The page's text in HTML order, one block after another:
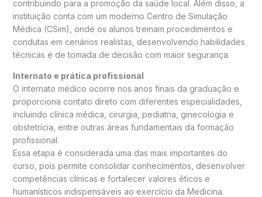
contribuindo para a promoção da saúde local. Além disso, a
instituição conta com um moderno Centro de Simulação
Médica (CSim), onde os alunos treinam procedimentos e
condutas em cenários realistas, desenvolvendo habilidades
técnicas e de tomada de decisão com maior segurança.
Internato e prática profissional
O internato médico ocorre nos anos finais da graduação e
proporciona contato direto com diferentes especialidades,
incluindo clínica médica, cirurgia, pediatria, ginecologia e
obstetrícia, entre outras áreas fundamentais da formação
profissional.
Essa etapa é considerada uma das mais importantes do
curso, pois permite consolidar conhecimentos, desenvolver
competências clínicas e fortalecer valores éticos e
humanísticos indispensáveis ao exercício da Medicina.